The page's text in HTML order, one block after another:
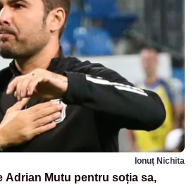
Ionuț Nichita
Adrian Mutu pentru soția sa,